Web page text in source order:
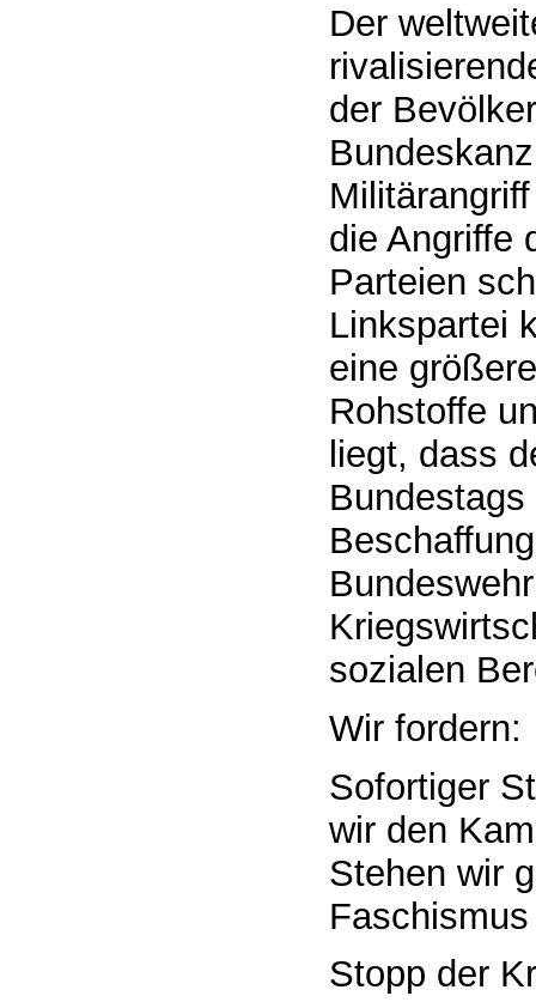
Der
der
die Angriffe
Parteien
Linkspartei
eine
Rohstoffe
liegt, dass
sozialen
Wir fordern:
Sofortiger
wir den
Stehen wir
Stopp der